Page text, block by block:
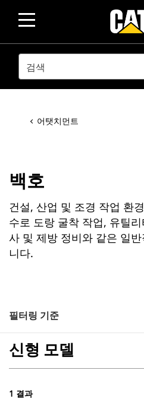
SEARCH
어탯치먼트
백호
건설, 산업 및 조경 작업 환
수로 도랑 굴착 작업, 유틸
사 및 제방 정비와 같은 일
니다.
필터링 기준
신형 모델
1 결과